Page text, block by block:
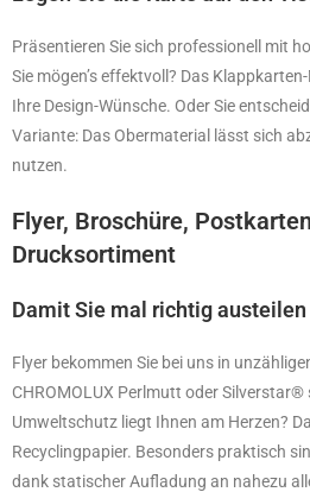
Präsentieren Sie sich professionell mit
Sie mögen’s effektvoll? Das
Ihre Design-Wünsche. Oder Sie
Variante: Das Obermaterial lässt sich
nutzen.
Flyer, Broschüre,
Drucksortiment
Damit Sie mal richtig austeilen
Flyer bekommen Sie bei uns in
CHROMOLUX Perlmutt oderSilverstar®
Umweltschutz liegt Ihnen am Herzen?
Recyclingpapier. Besonders praktisch
dank statischer Aufladung an nahezu